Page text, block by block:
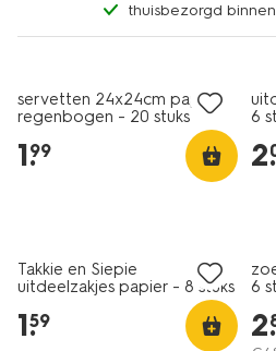
thuisbezorgd
servetten 24x24cm papier
regenbogen - 20 stuks
1.
99
6
2.
Takkie en Siepie
uitdeelzakjes papier - 8 stuks
1.
59
6
2.